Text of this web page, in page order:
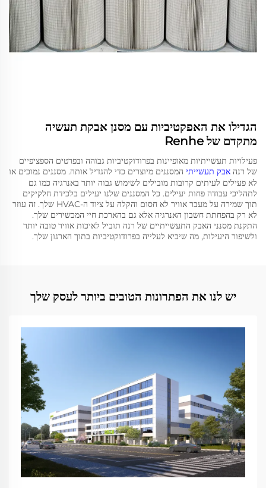
הגדילו את האפקטיביות עם מסנן אבקת תעשיה
מתקדם של Renhe
פעילויות תעשייתיות מאופיינות בפרודוקטיביות גבוהה ובפרטים הספציפיים
של רנה אבק תעשייתי המסננים מיוצרים כדי להגדיל אותה. מסננים נמוכים או
לא פעילים לעיתים קרובות מובילים לשימוש גבוה יותר באנרגיה כמו גם
לתהליכי עבודה פחות יעילים. כל המסננים שלנו יעילים בלכידת חלקיקים
תוך שמירה על מעבר אוויר לא חסום והקלה על ציוד ה-HVAC שלך. זה עוזר
לא רק בהפחתת חשבון האנרגיה אלא גם בהארכת חיי המכשירים שלך.
התקנת מסנני האבק התעשייתיים של רנה תוביל לאיכות אוויר טובה יותר
ולשיפור היעילות, מה שיביא לעלייה בפרודוקטיביות בתוך הארגון שלך.
יש לנו את הפתרונות הטובים ביותר לעסק שלך